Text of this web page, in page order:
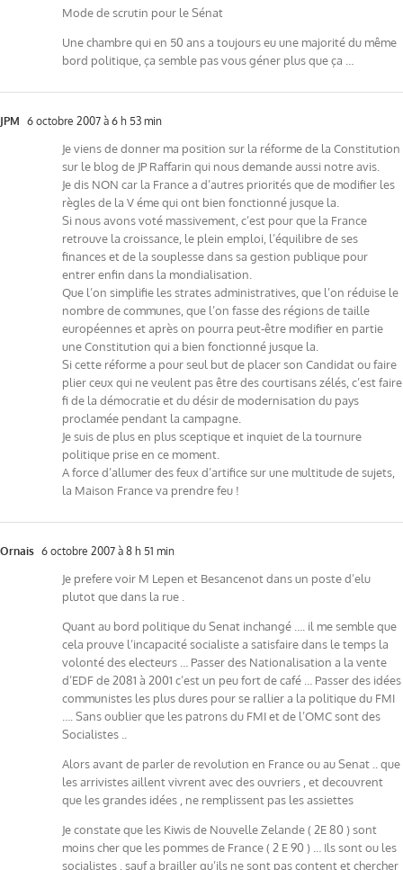
Mode de scrutin pour le Sénat
Une chambre qui en 50 ans a toujours eu une majorité du même
bord politique, ça semble pas vous géner plus que ça …
JPM 6 octobre 2007 à 6 h 53 min
Je viens de donner ma position sur la réforme de la Constitution
sur le blog de JP Raffarin qui nous demande aussi notre avis.
Je dis NON car la France a d’autres priorités que de modifier les
règles de la V éme qui ont bien fonctionné jusque la.
Si nous avons voté massivement, c’est pour que la France
retrouve la croissance, le plein emploi, l’équilibre de ses
finances et de la souplesse dans sa gestion publique pour
entrer enfin dans la mondialisation.
Que l’on simplifie les strates administratives, que l’on réduise le
nombre de communes, que l’on fasse des régions de taille
européennes et après on pourra peut-être modifier en partie
une Constitution qui a bien fonctionné jusque la.
Si cette réforme a pour seul but de placer son Candidat ou faire
plier ceux qui ne veulent pas être des courtisans zélés, c’est faire
fi de la démocratie et du désir de modernisation du pays
proclamée pendant la campagne.
Je suis de plus en plus sceptique et inquiet de la tournure
politique prise en ce moment.
A force d’allumer des feux d’artifice sur une multitude de sujets,
la Maison France va prendre feu !
Ornais 6 octobre 2007 à 8 h 51 min
Je prefere voir M Lepen et Besancenot dans un poste d’elu
plutot que dans la rue .
Quant au bord politique du Senat inchangé …. il me semble que
cela prouve l’incapacité socialiste a satisfaire dans le temps la
volonté des electeurs … Passer des Nationalisation a la vente
d’EDF de 2081 à 2001 c’est un peu fort de café … Passer des idées
communistes les plus dures pour se rallier a la politique du FMI
…. Sans oublier que les patrons du FMI et de l’OMC sont des
Socialistes ..
Alors avant de parler de revolution en France ou au Senat .. que
les arrivistes aillent vivrent avec des ouvriers , et decouvrent
que les grandes idées , ne remplissent pas les assiettes
Je constate que les Kiwis de Nouvelle Zelande ( 2E 80 ) sont
moins cher que les pommes de France ( 2 E 90 ) … Ils sont ou les
socialistes , sauf a brailler qu’ils ne sont pas content et chercher